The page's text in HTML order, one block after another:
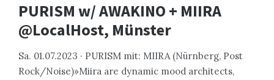
PURISM w/ AWAKINO + MIIRA
@LocalHost, Münster
Sa. 01.07.2023 · PURISM mit: MIIRA (Nürnberg, Post
Rock/Noise)»Miira are dynamic mood architects,